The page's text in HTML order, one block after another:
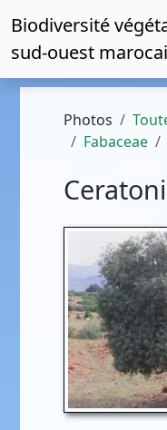
Biodiversité
sud-ouest
Photos
Fabaceae